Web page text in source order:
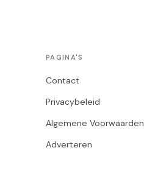
PAGINA'S
Contact
Privacybeleid
Algemene Voorwaarden
Adverteren